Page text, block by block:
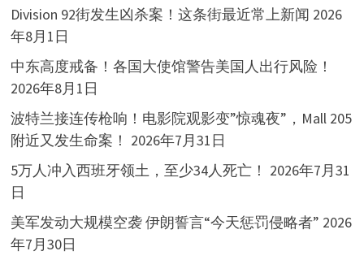
Division 92街发生凶杀案！这条街最近常上新闻 2026
年8月1日
中东高度戒备！各国大使馆警告美国人出行风险！
2026年8月1日
波特兰接连传枪响！电影院观影变”惊魂夜”，Mall 205
附近又发生命案！ 2026年7月31日
5万人冲入西班牙领土，至少34人死亡！ 2026年7月31
日
美军发动大规模空袭 伊朗誓言“今天惩罚侵略者” 2026
年7月30日